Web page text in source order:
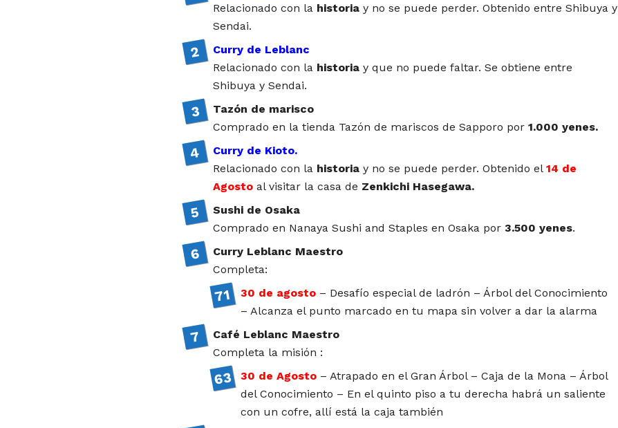
Relacionado con la historiay no se puede perder. Obtenido entre Shibuya y
Sendai.
Curry de Leblanc
Relacionado con la historiay que no puede faltar. Se obtiene entre
Shibuya y Sendai.
Tazón de marisco
Comprado en la tienda Tazón de mariscos de Sapporo por 1.000 yenes.
Curry de Kioto.
Relacionado con la historiay no se puede perder. Obtenido el 14 de
Agostoal visitar la casa de Zenkichi Hasegawa.
Sushi de Osaka
Comprado en Nanaya Sushi and Staples en Osaka por 3.500 yenes.
Curry Leblanc Maestro
Completa:
30 de agosto– Desafío especial de ladrón – Árbol del Conocimiento
– Alcanza el punto marcado en tu mapa sin volver a dar la alarma
Café Leblanc Maestro
Completa la misión :
30 de Agosto – Atrapado en el Gran Árbol – Caja de la Mona – Árbol
del Conocimiento – En el quinto piso a tu derecha habrá un saliente
con un cofre, allí está la caja también